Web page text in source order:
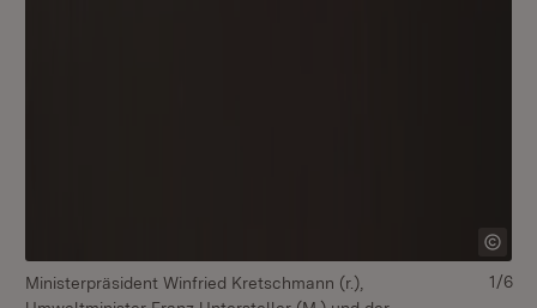
Ministerpräsident Winfried Kretschmann (r.),
1/6